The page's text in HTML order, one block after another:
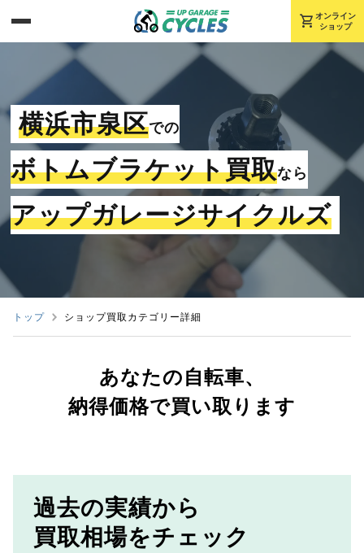
shopping_cart オンライン
ショップ
横浜市泉区での
ボトムブラケット買取なら
アップガレージサイクルズ
トップ ショップ買取カテゴリー詳細
あなたの自転車、
納得価格で買い取ります
過去の実績から
買取相場をチェック